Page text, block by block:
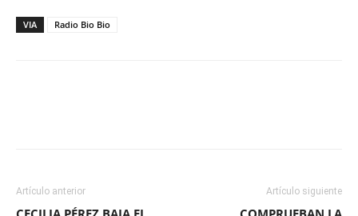
VIA Radio Bio Bio
Artículo anterior Artículo siguiente